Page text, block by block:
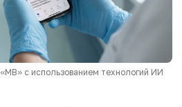
с использованием технологий ИИ